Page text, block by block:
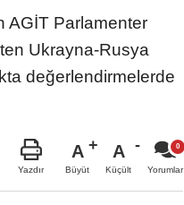
AGİT Parlamenter
Ukrayna-Rusya
değerlendirmelerde
Yazdır
A
Büyüt
A
Küçült Yorumlar